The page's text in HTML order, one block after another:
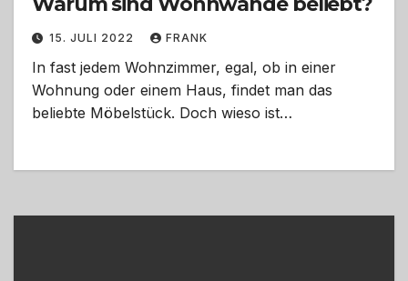
15. JULI 2022 FRANK
In fast jedem Wohnzimmer, egal, ob in einer
Wohnung oder einem Haus, findet man das
beliebte Möbelstück. Doch wieso ist…